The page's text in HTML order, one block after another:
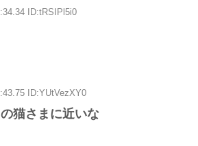
ID:tRSIPl5i0
ID:YUtVezXY0
猫さまに近いな